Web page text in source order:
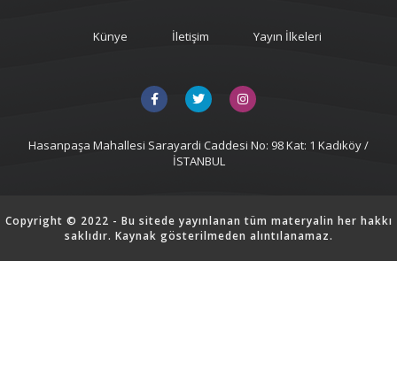
Künye İletişim Yayın İlkeleri
Hasanpaşa Mahallesi Sarayardi Caddesi No: 98 Kat: 1 Kadıköy /
İSTANBUL
Copyright © 2022 - Bu sitede yayınlanan tüm materyalin her hakkı
saklıdır. Kaynak gösterilmeden alıntılanamaz.